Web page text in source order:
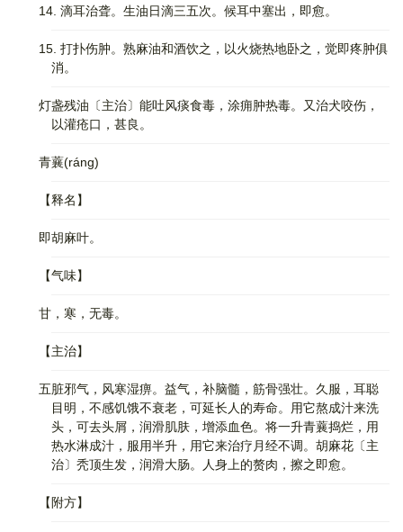
14. 滴耳治聋。生油日滴三五次。候耳中塞出，即愈。
15. 打扑伤肿。熟麻油和酒饮之，以火烧热地卧之，觉即疼肿俱
消。
灯盏残油〔主治〕能吐风痰食毒，涂痈肿热毒。又治犬咬伤，
以灌疮口，甚良。
青蘘(ráng)
【释名】
即胡麻叶。
【气味】
甘，寒，无毒。
【主治】
五脏邪气，风寒湿痹。益气，补脑髓，筋骨强壮。久服，耳聪
目明，不感饥饿不衰老，可延长人的寿命。用它熬成汁来洗
头，可去头屑，润滑肌肤，增添血色。将一升青蘘捣烂，用
热水淋成汁，服用半升，用它来治疗月经不调。胡麻花〔主
治〕秃顶生发，润滑大肠。人身上的赘肉，擦之即愈。
【附方】